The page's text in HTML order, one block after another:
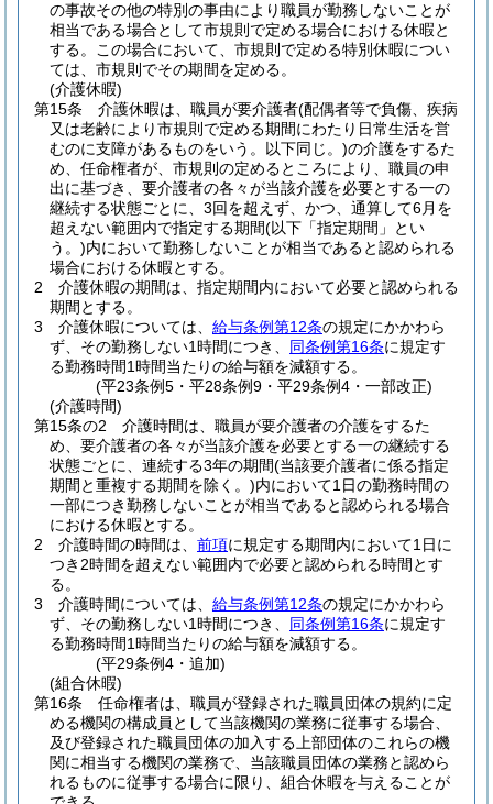
の事故その他の特別の事由により職員が勤務しないことが
相当である場合として市規則で定める場合における休暇と
する。
この場合において、市規則で定める特別休暇につい
ては、市規則でその期間を定める。
(介護休暇)
第15条
介護休暇は、職員が要介護者(配偶者等で負傷、疾病
又は老齢により市規則で定める期間にわたり日常生活を営
むのに支障があるものをいう。以下同じ。)の介護をするた
め、任命権者が、市規則の定めるところにより、職員の申
出に基づき、要介護者の各々が当該介護を必要とする一の
継続する状態ごとに、3回を超えず、かつ、通算して6月を
超えない範囲内で指定する期間(以下「指定期間」とい
う。)内において勤務しないことが相当であると認められる
場合における休暇とする。
2
介護休暇の期間は、指定期間内において必要と認められる
期間とする。
3
介護休暇については、 給与条例第12条の規定にかかわら
ず、その勤務しない1時間につき、 同条例第16条に規定す
る勤務時間1時間当たりの給与額を減額する。
(平23条例5・平28条例9・平29条例4・一部改正)
(介護時間)
第15条の2
介護時間は、職員が要介護者の介護をするた
め、要介護者の各々が当該介護を必要とする一の継続する
状態ごとに、連続する3年の期間(当該要介護者に係る指定
期間と重複する期間を除く。)内において1日の勤務時間の
一部につき勤務しないことが相当であると認められる場合
における休暇とする。
2
介護時間の時間は、 前項に規定する期間内において1日に
つき2時間を超えない範囲内で必要と認められる時間とす
る。
3
介護時間については、 給与条例第12条の規定にかかわら
ず、その勤務しない1時間につき、 同条例第16条に規定す
る勤務時間1時間当たりの給与額を減額する。
(平29条例4・追加)
(組合休暇)
第16条
任命権者は、職員が登録された職員団体の規約に定
める機関の構成員として当該機関の業務に従事する場合、
及び登録された職員団体の加入する上部団体のこれらの機
関に相当する機関の業務で、当該職員団体の業務と認めら
れるものに従事する場合に限り、組合休暇を与えることが